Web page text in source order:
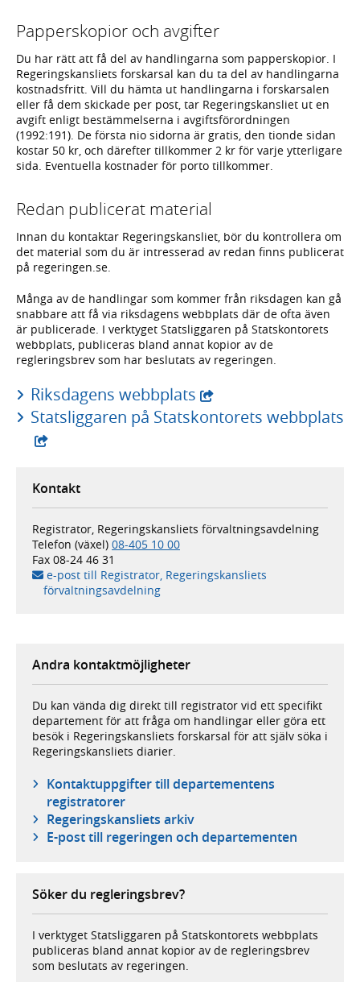
Papperskopior och avgifter
Du har rätt att få del av handlingarna som papperskopior. I
Regeringskansliets forskarsal kan du ta del av handlingarna
kostnadsfritt. Vill du hämta ut handlingarna i forskarsalen
eller få dem skickade per post, tar Regeringskansliet ut en
avgift enligt bestämmelserna i avgiftsförordningen
(1992:191). De första nio sidorna är gratis, den tionde sidan
kostar 50 kr, och därefter tillkommer 2 kr för varje ytterligare
sida. Eventuella kostnader för porto tillkommer.
Redan publicerat material
Innan du kontaktar Regeringskansliet, bör du kontrollera om
det material som du är intresserad av redan finns publicerat
på regeringen.se.
Många av de handlingar som kommer från riksdagen kan gå
snabbare att få via riksdagens webbplats där de ofta även
är publicerade. I verktyget Statsliggaren på Statskontorets
webbplats, publiceras bland annat kopior av de
regleringsbrev som har beslutats av regeringen.
Riksdagens webbplats- extern webbplats,
Statsliggaren på Statskontorets webbplats-
Kontakt
Registrator, Regeringskansliets förvaltningsavdelning
Telefon (växel) 08-405 10 00
Fax 08-24 46 31
e-post till Registrator, Regeringskansliets
förvaltningsavdelning
Andra kontaktmöjligheter
Du kan vända dig direkt till registrator vid ett specifikt
departement för att fråga om handlingar eller göra ett
besök i Regeringskansliets forskarsal för att själv söka i
Regeringskansliets diarier.
Kontaktuppgifter till ­departementens
registratorer
Regeringskansliets arkiv
E-post till regeringen och ­departementen
Söker du regleringsbrev?
I verktyget Statsliggaren på Statskontorets webbplats
publiceras bland annat kopior av de regleringsbrev
som beslutats av regeringen.